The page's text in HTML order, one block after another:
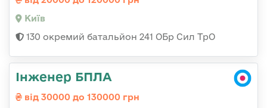
Київ
130 окремий батальйон 241 ОБр Сил ТрО
Інженер БПЛА
від 30000 до 130000 грн